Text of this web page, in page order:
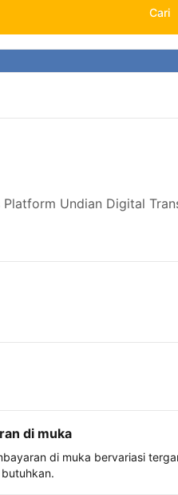
Cari
Platform Undian Digital
di muka
di muka bervariasi